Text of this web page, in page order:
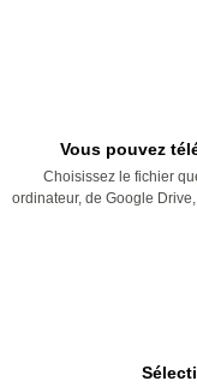
Vous pouvez
Choisissez le fichier
ordinateur, de Google